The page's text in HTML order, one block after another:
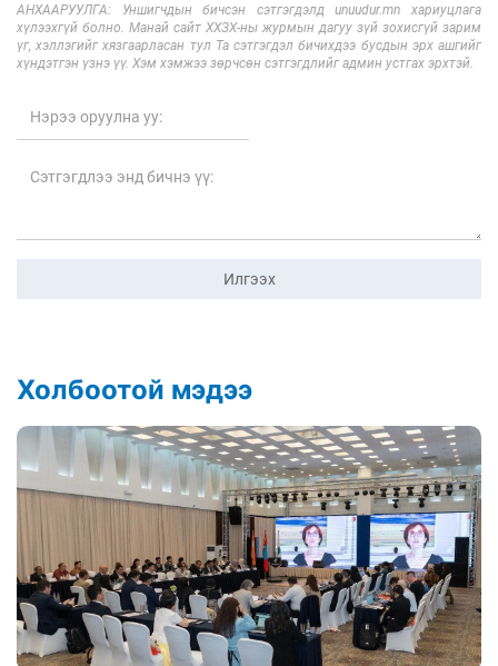
АНХААРУУЛГА: Уншигчдын бичсэн сэтгэгдэлд unuudur.mn хариуцлага
хүлээхгүй болно. Манай сайт ХХЗХ-ны журмын дагуу зүй зохисгүй зарим
үг, хэллэгийг хязгаарласан тул Та сэтгэгдэл бичихдээ бусдын эрх ашгийг
хүндэтгэн үзнэ үү. Хэм хэмжээ зөрчсөн сэтгэгдлийг админ устгах эрхтэй.
Илгээх
Холбоотой мэдээ